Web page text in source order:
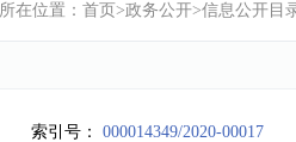
在位置： 首页 >政务公开>信息公开目
索引号： 000014349/2020-00017